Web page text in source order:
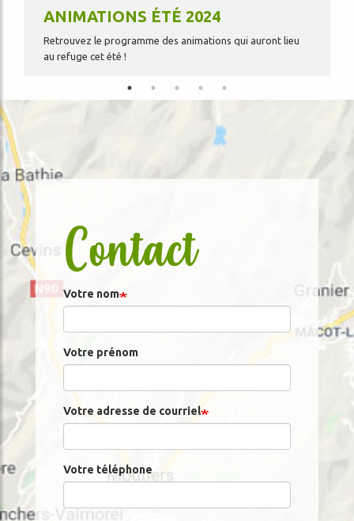
ANIMATIONS ÉTÉ 2024
Retrouvez le programme des animations qui auront lieu
au refuge cet été !
Contact
Votre nom
Votre prénom
Votre adresse de courriel
Votre téléphone